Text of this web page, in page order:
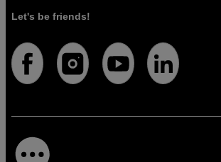
Let's be friends!